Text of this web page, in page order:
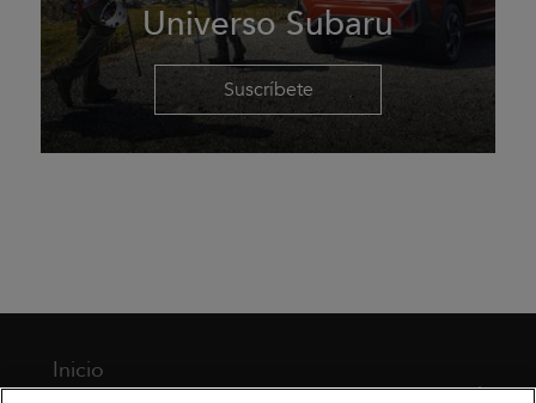
Universo Subaru
Suscríbete
Inicio